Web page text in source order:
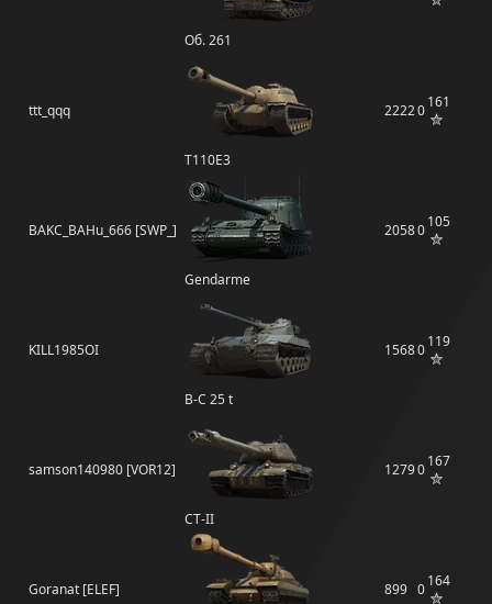
Об. 261
ttt_qqq
T110E3
22220161
BAKC_BAHu_666 [SWP_]
Gendarme
20580105
KILL1985OI
B-C 25 t
15680119
samson140980 [VOR12]
СТ-II
12790167
Goranat [ELEF] 899 0164